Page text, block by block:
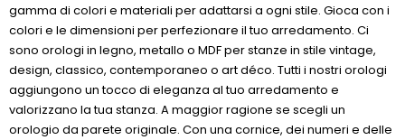
gamma di colori e materiali per adattarsi a ogni stile. Gioca con i
colori e le dimensioni per perfezionare il tuo arredamento. Ci
sono orologi in legno, metallo o MDF per stanze in stile vintage,
design, classico, contemporaneo o art déco. Tutti i nostri orologi
aggiungono un tocco di eleganza al tuo arredamento e
valorizzano la tua stanza. A maggior ragione se scegli un
orologio da parete originale. Con una cornice, dei numeri e delle